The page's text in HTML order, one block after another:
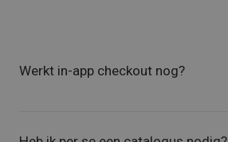
Werkt in‑app checkout nog?